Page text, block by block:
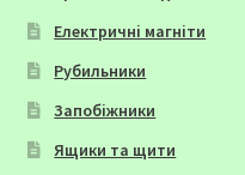
Електричні магніти
Рубильники
Запобіжники
Ящики та щити